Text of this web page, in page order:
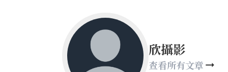
欣攝影
查看所有文章